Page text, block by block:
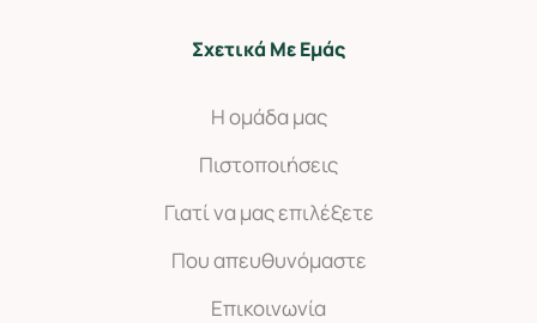
Σχετικά Με Εμάς
Η ομάδα μας
Πιστοποιήσεις
Γιατί να μας επιλέξετε
Που απευθυνόμαστε
Επικοινωνία